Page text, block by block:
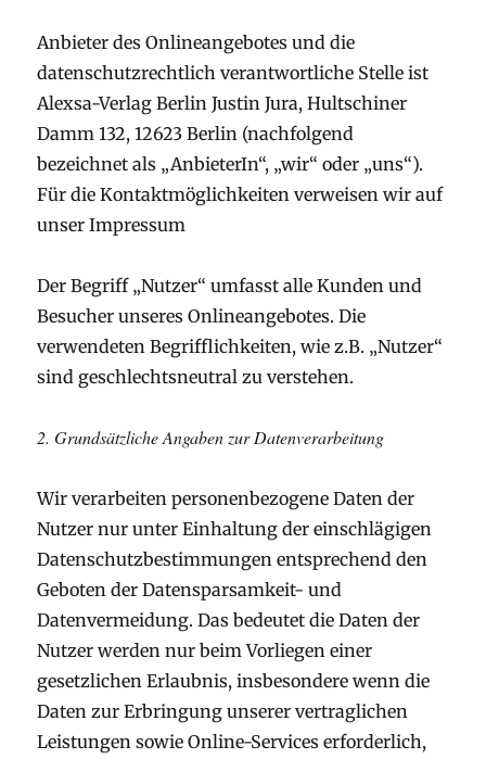
Anbieter des Onlineangebotes und die
datenschutzrechtlich verantwortliche Stelle ist
Alexsa-Verlag Berlin Justin Jura, Hultschiner
Damm 132, 12623 Berlin (nachfolgend
bezeichnet als „AnbieterIn“, „wir“ oder „uns“).
Für die Kontaktmöglichkeiten verweisen wir auf
unser Impressum
Der Begriff „Nutzer“ umfasst alle Kunden und
Besucher unseres Onlineangebotes. Die
verwendeten Begrifflichkeiten, wie z.B. „Nutzer“
sind geschlechtsneutral zu verstehen.
2. Grundsätzliche Angaben zur Datenverarbeitung
Wir verarbeiten personenbezogene Daten der
Nutzer nur unter Einhaltung der einschlägigen
Datenschutzbestimmungen entsprechend den
Geboten der Datensparsamkeit- und
Datenvermeidung. Das bedeutet die Daten der
Nutzer werden nur beim Vorliegen einer
gesetzlichen Erlaubnis, insbesondere wenn die
Daten zur Erbringung unserer vertraglichen
Leistungen sowie Online-Services erforderlich,